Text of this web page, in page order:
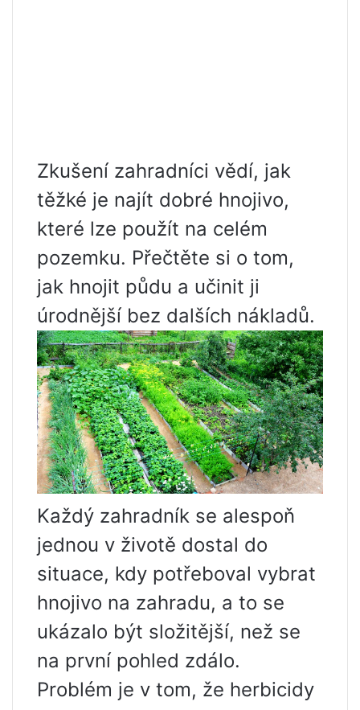
Zkušení zahradníci vědí, jak
těžké je najít dobré hnojivo,
které lze použít na celém
pozemku. Přečtěte si o tom,
jak hnojit půdu a učinit ji
úrodnější bez dalších nákladů.
Každý zahradník se alespoň
jednou v životě dostal do
situace, kdy potřeboval vybrat
hnojivo na zahradu, a to se
ukázalo být složitější, než se
na první pohled zdálo.
Problém je v tom, že herbicidy